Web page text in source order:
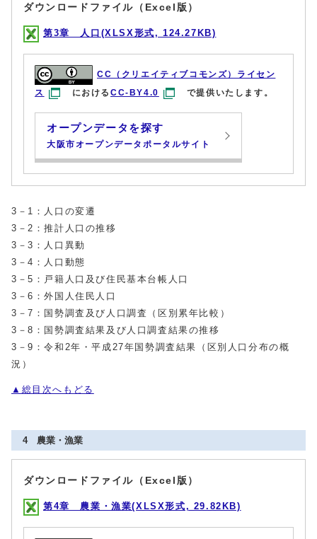
ダウンロードファイル（Excel版）
第3章 人口(XLSX形式, 124.27KB)
CC（クリエイティブコモンズ）ライセン
ス
におけるCC-BY4.0 で提供いたします。
オープンデータを探す
大阪市オープンデータポータルサイト
3－1：人口の変遷
3－2：推計人口の推移
3－3：人口異動
3－4：人口動態
3－5：戸籍人口及び住民基本台帳人口
3－6：外国人住民人口
3－7：国勢調査及び人口調査（区別累年比較）
3－8：国勢調査結果及び人口調査結果の推移
3－9：令和2年・平成27年国勢調査結果（区別人口分布の概
況）
▲総目次へもどる
4 農業・漁業
ダウンロードファイル（Excel版）
第4章 農業・漁業(XLSX形式, 29.82KB)